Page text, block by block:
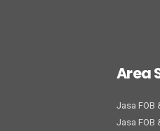
Area
Jasa FOB
Jasa FOB